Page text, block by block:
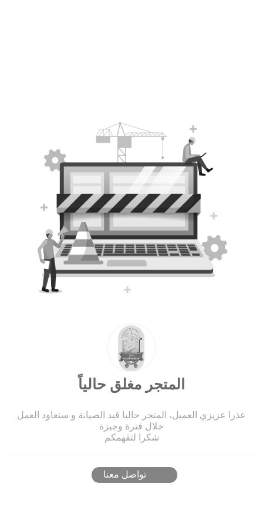
المتجر مغلق حالياً
عذرا عزيزي العميل، المتجر حاليا قيد الصيانة و سنعاود العمل
خلال فترة وجيزة
شكرا لتفهمكم
تواصل معنا